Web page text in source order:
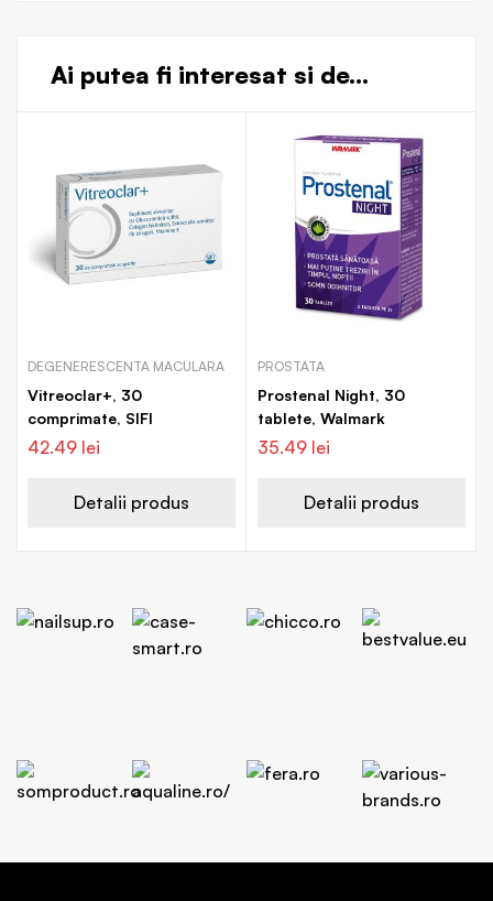
Ai putea fi interesat si de...
DEGENERESCENTA MACULARA
Vitreoclar+, 30
comprimate, SIFI
42.49 lei
Detalii produs
PROSTATA
Prostenal Night, 30
tablete, Walmark
35.49 lei
Detalii produs